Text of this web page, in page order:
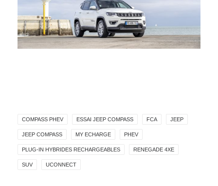
COMPASS PHEV ESSAI JEEP COMPASS FCA JEEP
JEEP COMPASS MY ECHARGE PHEV
PLUG-IN HYBRIDES RECHARGEABLES RENEGADE 4XE
SUV UCONNECT